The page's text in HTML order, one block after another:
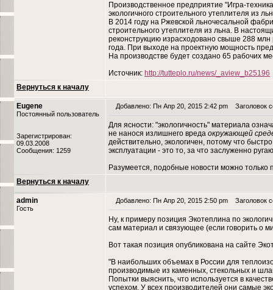
Производственное предприятие "Игра-
экологичного строительного утеплителя из
В 2014 году на Ржевской льночесальной
строительного утеплителя из льна. В
реконструкцию израсходовано свыше 288
года. При выходе на проектную мощность
На производстве будет создано 65 рабочих
Источник: http://tutteplo.ru/news/_aview_b25196
Вернуться к началу
Eugene
Постоянный пользователь
Зарегистрирован:
09.03.2008
Сообщения: 1259
Добавлено: Пн Апр 20, 2015 2:42 pm Заголовок
Для ясности: "экологичность" материала
не нанося излишнего вреда окружающей
действительно, экологичен, потому что
эксплуатации - это то, за что заслуженно
Разумеется, подобные новости можно
Вернуться к началу
admin
Гость
Добавлено: Пн Апр 20, 2015 2:50 pm Заголовок
Ну, к примеру позиция Экотеплина по
сам материал и связующее (если говорить о
Вот такая позиция опубликована на сайте
"В наибольших объемах в России для
производимые из каменных, стекольных и
Попытки выяснить, что используется в
успехом. У всех производителей они самые